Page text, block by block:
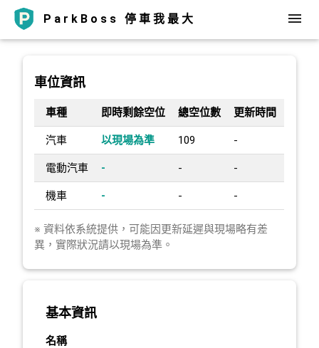
ParkBoss 停車我最大
車位資訊
車種 即時剩餘空位 總空位數 更新時間
汽車 以現場為準 109 -
電動汽車 - - -
機車 - - -
※ 資料依系統提供，可能因更新延遲與現場略有差
異，實際狀況請以現場為準。
基本資訊
名稱